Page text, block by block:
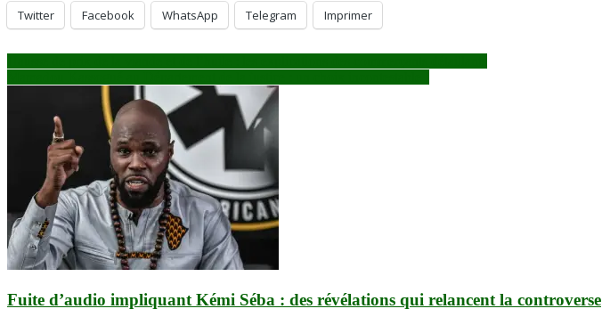
Twitter Facebook WhatsApp Telegram Imprimer
Navigation
de
l’article
Fuite d’audio impliquant Kémi Séba : des révélations qui relancent la controverse